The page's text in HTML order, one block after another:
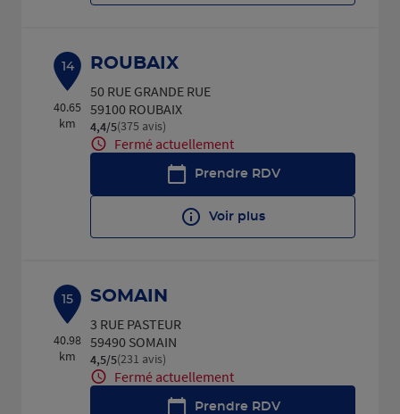
14
40.65
km
ROUBAIX
50 RUE GRANDE RUE
59100 ROUBAIX
4,4/5Note de 4.4 sur 5
(375 avis)
Fermé actuellement
Prendre RDV
Voir plus
15
40.98
km
SOMAIN
3 RUE PASTEUR
59490 SOMAIN
4,5/5Note de 4.5 sur 5
(231 avis)
Fermé actuellement
Prendre RDV